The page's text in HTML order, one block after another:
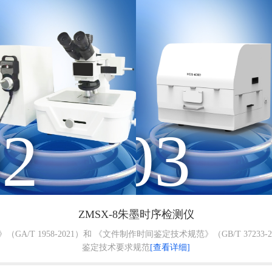
03
ZMSX-8朱墨时序检测仪
GA/T 1958-2021）和 《文件制作时间鉴定技术规范》（GB/T
鉴定技术要求规范[查看详细]